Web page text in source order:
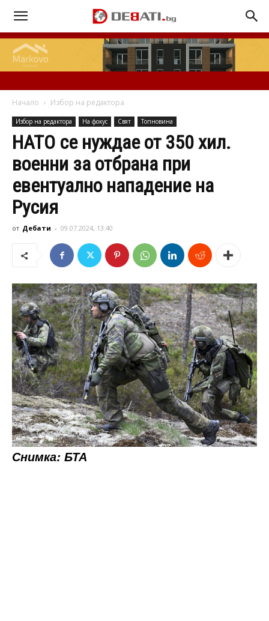
Начало Избор на редактора
Избор на редактора На фокус Свят Топновина
НАТО се нуждае от 350 хил.
военни за отбрана при
евентуално нападение на
Русия
от Дебати - 09.07.2024, 13:40
Снимка: БТА